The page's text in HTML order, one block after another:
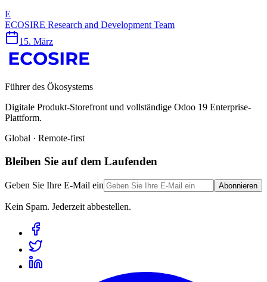
E
ECOSIRE Research and Development Team
15. März
Führer des Ökosystems
Digitale Produkt-Storefront und vollständige Odoo 19 Enterprise-
Plattform.
Global · Remote-first
Bleiben Sie auf dem Laufenden
Geben Sie Ihre E-Mail ein Abonnieren
Kein Spam. Jederzeit abbestellen.